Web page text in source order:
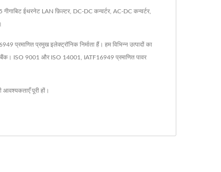
ईथरनेट LAN फ़िल्टर, DC-DC कन्वर्टर, AC-DC कन्वर्टर,
प्रमुख इलेक्ट्रॉनिक निर्माता हैं। हम विभिन्न उत्पादों का
ISO 9001 और ISO 14001, IATF16949 प्रमाणित पावर
आवश्यकताएँ पूरी हों।